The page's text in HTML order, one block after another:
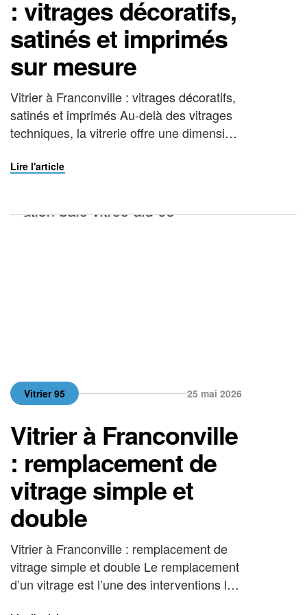
: vitrages décoratifs,
satinés et imprimés
sur mesure
Vitrier à Franconville : vitrages décoratifs,
satinés et imprimés Au-delà des vitrages
techniques, la vitrerie offre une dimension
vitrier à Franconville La Vitrerie Française
dépoli, satiné, gravé à l’acide, sérigraphié
Lire l'article
Vitrier 95 25 mai 2026
Vitrier à Franconville
: remplacement de
vitrage simple et
double
Vitrier à Franconville : remplacement de
vitrage simple et double Le remplacement
d’un vitrage est l’une des interventions les